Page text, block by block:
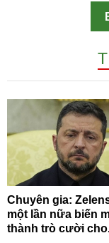
Chuyên gia:
một lần nữa biến
thành trò cười